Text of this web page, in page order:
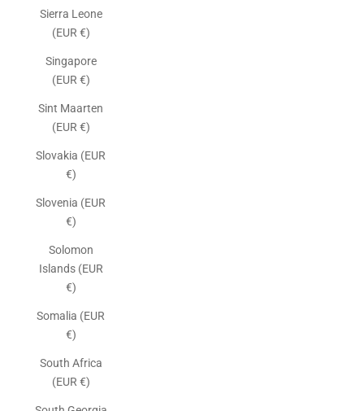
Sierra Leone
(EUR €)
Singapore
(EUR €)
Sint Maarten
(EUR €)
Slovakia (EUR
€)
Slovenia (EUR
€)
Solomon
Islands (EUR
€)
Somalia (EUR
€)
South Africa
(EUR €)